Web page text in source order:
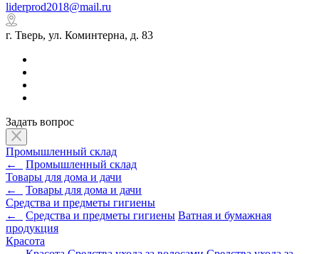
liderprod2018@mail.ru
г. Тверь, ул. Коминтерна, д. 83
Задать вопрос
Промышленный склад
←
Промышленный склад
Товары для дома и дачи
←
Товары для дома и дачи
Средства и предметы гигиены
←
Средства и предметы гигиены Ватная и бумажная
продукция
Красота